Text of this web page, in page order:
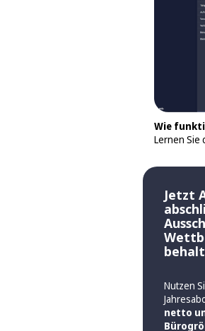
Wie
Lernen Sie
Jetzt
Nutzen
netto